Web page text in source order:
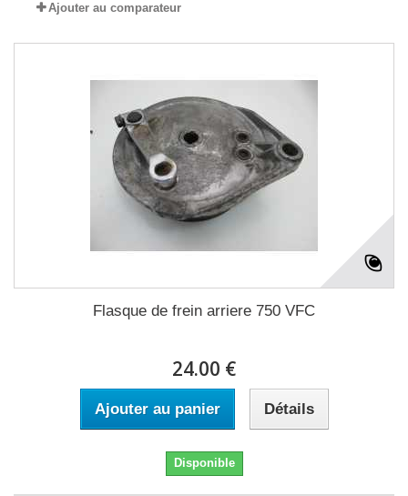
Ajouter au comparateur
Flasque de frein arriere 750 VFC
24.00 €
Ajouter au panier Détails
Disponible